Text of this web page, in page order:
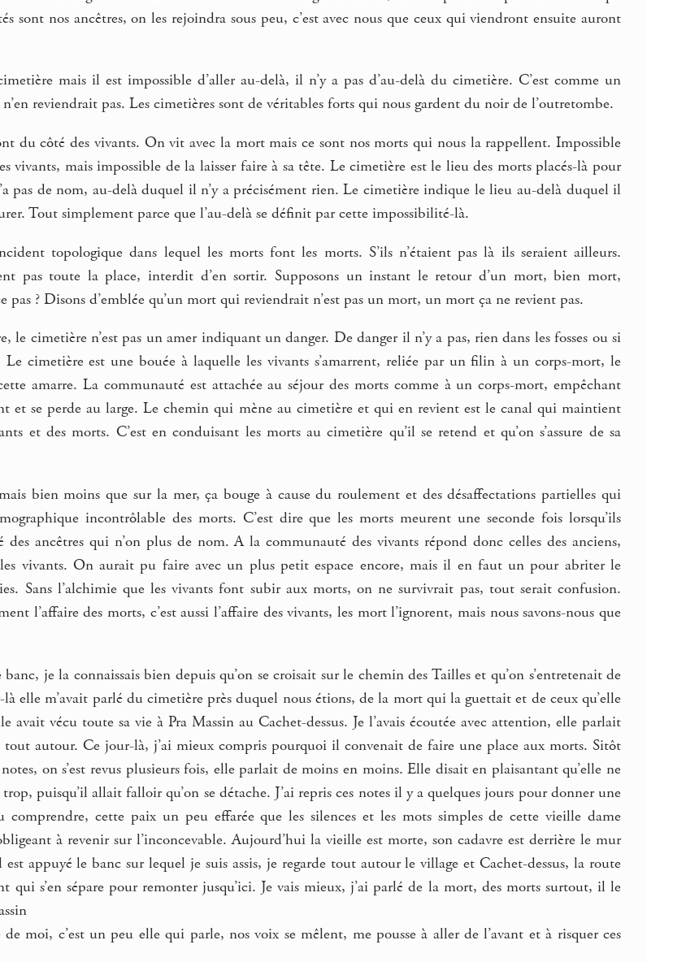
sont nos ancêtres, on les rejoindra sous peu, c’est avec nous que ceux qui viendront ensuite auront
mais il est impossible d’aller au-delà, il n’y a pas d’au-delà du cimetière. C’est comme un
reviendrait pas. Les cimetières sont de véritables forts qui nous gardent du noir de l’outretombe.
du côté des vivants. On vit avec la mort mais ce sont nos morts qui nous la rappellent. Impossible
vivants, mais impossible de la laisser faire à sa tête. Le cimetière est le lieu des morts placés-là pour
pas de nom, au-delà duquel il n’y a précisément rien. Le cimetière indique le lieu au-delà duquel il
Tout simplement parce que l’au-delà se définit par cette impossibilité-là.
topologique dans lequel les morts font les morts. S’ils n’étaient pas là ils seraient ailleurs.
pas toute la place, interdit d’en sortir. Supposons un instant le retour d’un mort, bien mort,
pas ? Disons d’emblée qu’un mort qui reviendrait n’est pas un mort, un mort ça ne revient pas.
le cimetière n’est pas un amer indiquant un danger. De danger il n’y a pas, rien dans les fosses ou si
Le cimetière est une bouée à laquelle les vivants s’amarrent, reliée par un filin à un corps-mort, le
amarre. La communauté est attachée au séjour des morts comme à un corps-mort, empêchant
et se perde au large. Le chemin qui mène au cimetière et qui en revient est le canal qui maintient
et des morts. C’est en conduisant les morts au cimetière qu’il se retend et qu’on s’assure de sa
bien moins que sur la mer, ça bouge à cause du roulement et des désaffectations partielles qui
incontrôlable des morts. C’est dire que les morts meurent une seconde fois lorsqu’ils
ancêtres qui n’on plus de nom. A la communauté des vivants répond donc celles des anciens,
vivants. On aurait pu faire avec un plus petit espace encore, mais il en faut un pour abriter le
Sans l’alchimie que les vivants font subir aux morts, on ne survivrait pas, tout serait confusion.
l’affaire des morts, c’est aussi l’affaire des vivants, les mort l’ignorent, mais nous savons-nous que
je la connaissais bien depuis qu’on se croisait sur le chemin des Tailles et qu’on s’entretenait de
là elle m’avait parlé du cimetière près duquel nous étions, de la mort qui la guettait et de ceux qu’elle
vécu toute sa vie à Pra Massin au Cachet-dessus. Je l’avais écoutée avec attention, elle parlait
tout autour. Ce jour-là, j’ai mieux compris pourquoi il convenait de faire une place aux morts. Sitôt
on s’est revus plusieurs fois, elle parlait de moins en moins. Elle disait en plaisantant qu’elle ne
trop, puisqu’il allait falloir qu’on se détache. J’ai repris ces notes il y a quelques jours pour donner une
comprendre, cette paix un peu effarée que les silences et les mots simples de cette vieille dame
à revenir sur l’inconcevable. Aujourd’hui la vieille est morte, son cadavre est derrière le mur
appuyé le banc sur lequel je suis assis, je regarde tout autour le village et Cachet-dessus, la route
qui s’en sépare pour remonter jusqu’ici. Je vais mieux, j’ai parlé de la mort, des morts surtout, il le
moi, c’est un peu elle qui parle, nos voix se mêlent, me pousse à aller de l’avant et à risquer ces